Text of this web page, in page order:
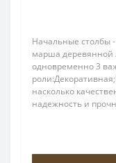
Начальные столбы
марша
одновременно 3
насколько
надежность и